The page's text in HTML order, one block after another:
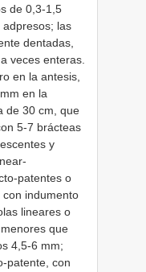
de 0,3-1,5
las
dentadas,
veces enteras.
en la antesis,
en la
de 30 cm, que
5-7 brácteas
y
patentes o
indumento
lineares o
que
4,5-6 mm;
patente, con